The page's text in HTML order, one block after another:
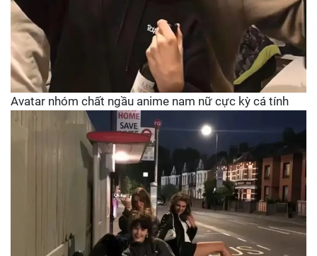
Avatar nhóm chất ngầu anime nam nữ cực kỳ cá tính